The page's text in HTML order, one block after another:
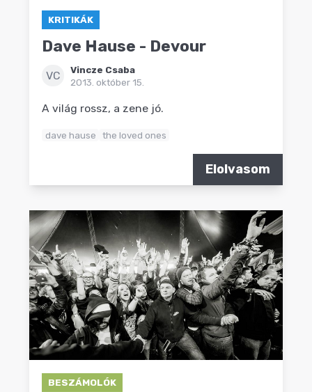
KRITIKÁK
Dave Hause - Devour
VC
Vincze Csaba
2013. október 15.
A világ rossz, a zene jó.
dave hause the loved ones
Elolvasom
BESZÁMOLÓK